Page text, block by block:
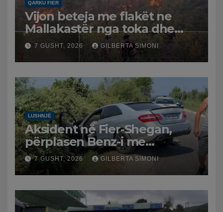
QARKU FIER
Vijon beteja me flakët ne
Mallakastër nga toka dhe
nga ajri me dy helikopterë.
7 GUSHT, 2026 GILBERTA SIMONI
LUSHNJË
Aksident në Fier-Shegan,
përplasen Benz-i me
furgonin, plagoset një i
moshuar
7 GUSHT, 2026 GILBERTA SIMONI